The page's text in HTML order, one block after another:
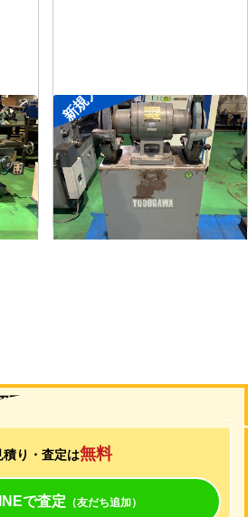
新規入荷
両頭グラインダー
メーカー 淀川電機
形 FG-255T
年
取について
積り・査定は無料
で査定 （友だち追加）